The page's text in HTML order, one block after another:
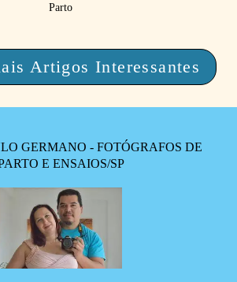
Parto
Artigos Interessantes
GERMANO - FOTÓGRAFOS DE
E ENSAIOS/SP